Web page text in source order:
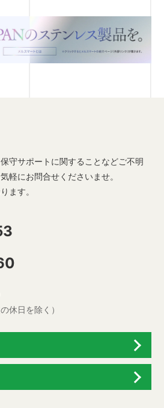
守サポートに関することなどご不明
軽にお問合せくださいませ。
ます。
休日を除く）